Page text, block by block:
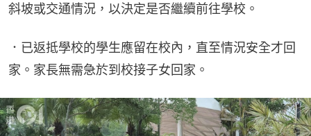
斜坡或交通情況，以決定是否繼續前往學校。
．已返抵學校的學生應留在校內，直至情況安全才回
家。家長無需急於到校接子女回家。